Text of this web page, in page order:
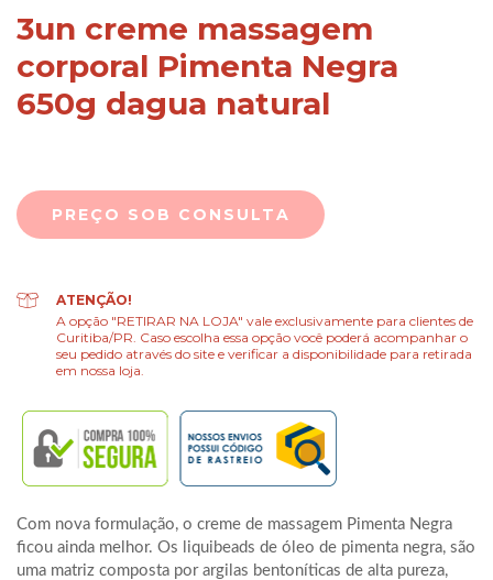
3un creme massagem
corporal Pimenta Negra
650g dagua natural
ATENÇÃO!
A opção "RETIRAR NA LOJA" vale exclusivamente para clientes de
Curitiba/PR. Caso escolha essa opção você poderá acompanhar o
seu pedido através do site e verificar a disponibilidade para retirada
em nossa loja.
Com nova formulação, o creme de massagem Pimenta Negra
ficou ainda melhor. Os liquibeads de óleo de pimenta negra, são
uma matriz composta por argilas bentoníticas de alta pureza,